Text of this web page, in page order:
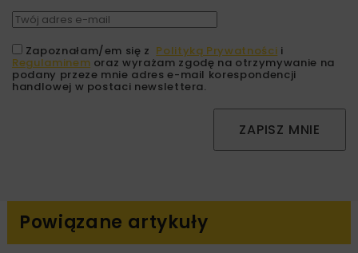
Zapoznałam/em się z Polityką Prywatności i
Regulaminem oraz wyrażam zgodę na otrzymywanie na
podany przeze mnie adres e-mail korespondencji
handlowej w postaci newslettera.
ZAPISZ MNIE
Powiązane artykuły